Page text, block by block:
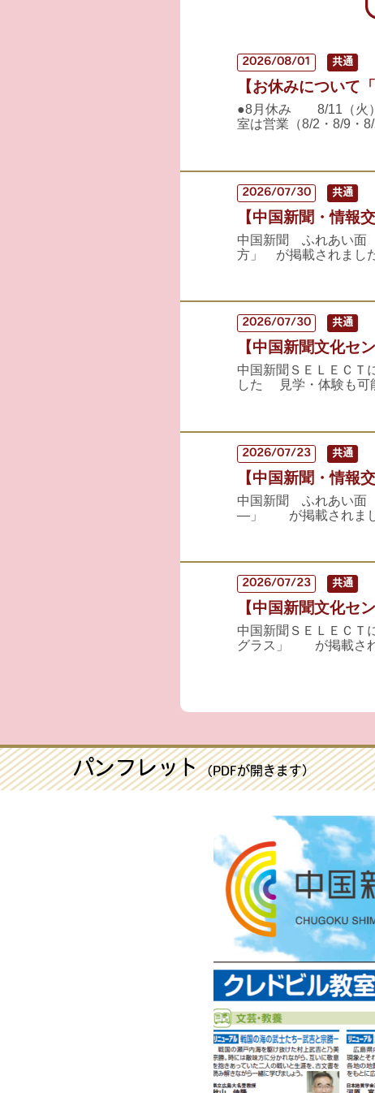
2026/08/01 共通
【お休みについて
●8月休み 8/11（
室は営業（8/2・8/9
2026/07/30 共通
【中国新聞・情報
中国新聞 ふれあい面
方」 が掲載されまし
2026/07/30 共通
【中国新聞文化セ
中国新聞ＳＥＬＥＣ
した 見学・体験も
2026/07/23 共通
【中国新聞・情報
中国新聞 ふれあい面
―」 が掲載されまし
2026/07/23 共通
【中国新聞文化セ
中国新聞ＳＥＬＥＣ
グラス」 が掲載され
パンフレット（PDFが開きます）